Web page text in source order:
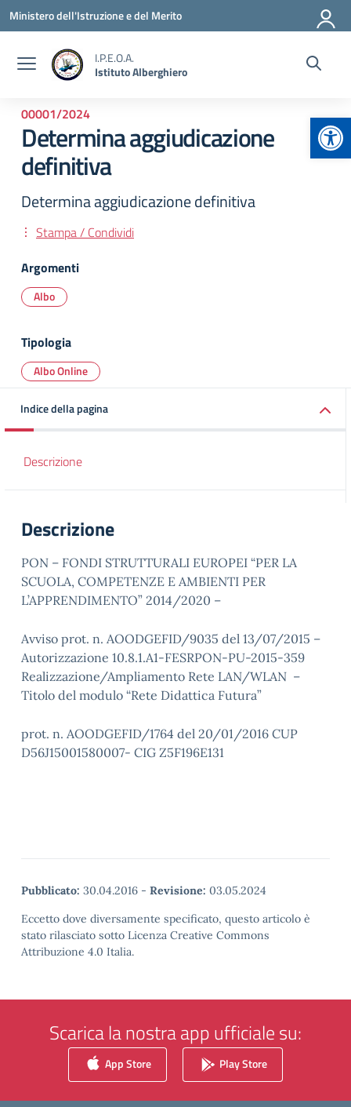
Vai ai contenuti
Vai al menu di navigazione
Vai al footer
Ministero dell'Istruzione e del Merito
I.P.E.O.A.
Istituto Alberghiero
00001/2024
Determina aggiudicazione
definitiva
Determina aggiudicazione definitiva
Stampa / Condividi
Argomenti
Albo
Tipologia
Albo Online
Indice della pagina
Descrizione
Descrizione
PON – FONDI STRUTTURALI EUROPEI “PER LA
SCUOLA, COMPETENZE E AMBIENTI PER
L’APPRENDIMENTO” 2014/2020 –
Avviso prot. n. AOODGEFID/9035 del 13/07/2015 –
Autorizzazione 10.8.1.A1-FESRPON-PU-2015-359
Realizzazione/Ampliamento Rete LAN/WLAN –
Titolo del modulo “Rete Didattica Futura”
prot. n. AOODGEFID/1764 del 20/01/2016 CUP
D56J15001580007- CIG Z5F196E131
Pubblicato: 30.04.2016 - Revisione: 03.05.2024
Eccetto dove diversamente specificato, questo articolo è
stato rilasciato sotto Licenza Creative Commons
Attribuzione 4.0 Italia.
Scarica la nostra app ufficiale su:
App Store Play Store